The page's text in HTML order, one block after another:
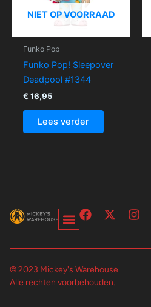
NIET OP VOORRAAD
Funko Pop
Funko Pop! Sleepover
Deadpool #1344
€ 16,95
Lees verder
F
e
o
o
X
w
t
t
I
t
© 2023 Mickey's Warehouse.
Alle rechten voorbehouden.